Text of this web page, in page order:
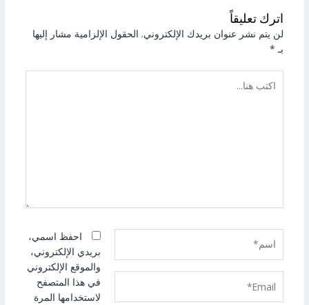
اترك تعليقاً
لن يتم نشر عنوان بريدك الإلكتروني. الحقول الإلزامية مشار إليها
بـ *
هنا...
احفظ اسمي،
بريدي الإلكتروني،
والموقع الإلكتروني
في هذا المتصفح
لاستخدامها المرة